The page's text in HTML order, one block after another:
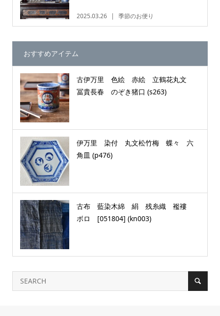
2025.03.26 季節のお便り
おすすめアイテム
古伊万里 色絵 赤絵 立鶴花丸文
冨貴長春 のぞき猪口 (s263)
伊万里 染付 丸文松竹梅 蝶々 六
角皿 (p476)
古布 藍染木綿 絹 残糸織 襤褸
ボロ [051804] (kn003)